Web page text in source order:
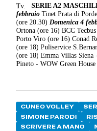
Tv.SERIE A2
febbraio Tinet Prata di
(ore 20.30)Domenica 4
Ortona (ore 16) BCC
Porto Viro (ore 16) Conad
(ore 18) Puliservice
(ore 18) Emma Villas Siena
Pineto - WOW Green
CUNEO VOLLEY
SIMONE PARODI
SCRIVERE A MANO